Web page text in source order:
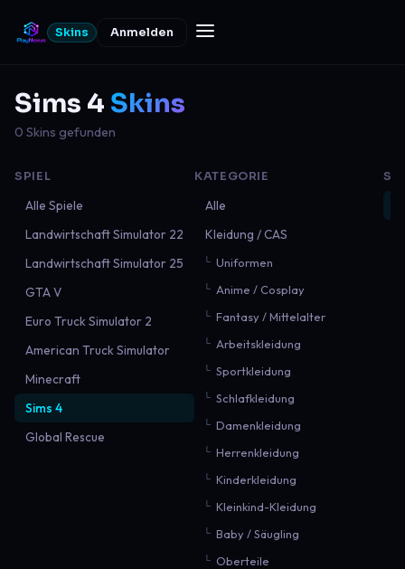
Skins Anmelden
Sims 4 Skins
0 Skins gefunden
SPIEL
Alle Spiele
Landwirtschaft Simulator 22
Landwirtschaft Simulator 25
GTA V
Euro Truck Simulator 2
American Truck Simulator
Minecraft
Sims 4
Global Rescue
KATEGORIE
Alle
Kleidung / CAS
Uniformen
Anime / Cosplay
Fantasy / Mittelalter
Arbeitskleidung
Sportkleidung
Schlafkleidung
Damenkleidung
Herrenkleidung
Kinderkleidung
Kleinkind-Kleidung
Baby / Säugling
Oberteile